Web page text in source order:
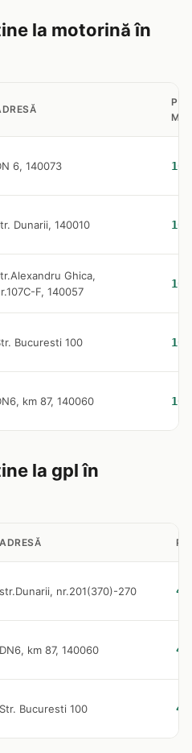
la motorină în
6, 140073
Dunarii, 140010
Ghica,
F, 140057
Bucuresti 100
km 87, 140060
la gpl în
ADRESĂ
str.Dunarii, nr.201(370)-270
DN6, km 87, 140060
Str. Bucuresti 100